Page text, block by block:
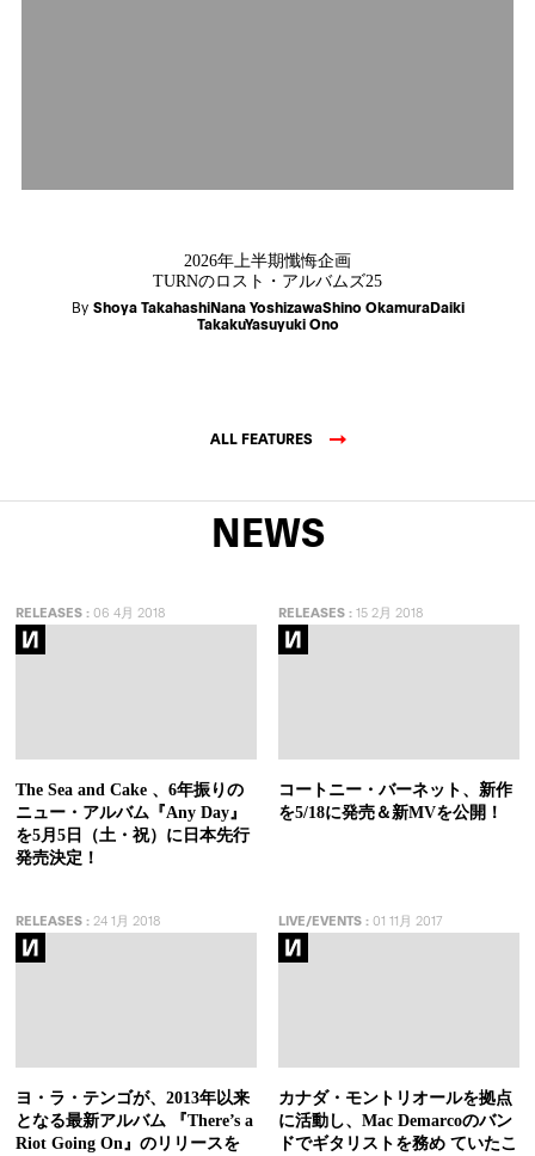
2026年上半期懺悔企画
TURNのロスト・アルバムズ25
By Shoya TakahashiNana YoshizawaShino OkamuraDaiki
TakakuYasuyuki Ono
ALL FEATURES
NEWS
RELEASES : 06 4月 2018
The Sea and Cake 、6年振りの
ニュー・アルバム『Any Day』
を5月5日（土・祝）に日本先行
発売決定！
RELEASES:15 2月 2018
コートニー・バーネット、新作
を5/18に発売＆新MVを公開！
RELEASES : 24 1月 2018
ヨ・ラ・テンゴが、2013年以来
となる最新アルバム 『There’s a
Riot Going On』のリリースを
LIVE/EVENTS:01 11月 2017
カナダ・モントリオールを拠点
に活動し、Mac Demarcoのバン
ドでギタリストを務め ていたこ